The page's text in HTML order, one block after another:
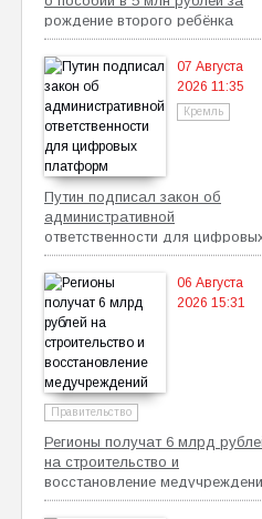
рождение второго ребёнка
07 Августа
2026 11:35
Кремль
Путин подписал закон об
административной
ответственности для
платформ
06 Августа
2026 15:31
Правительство
Регионы получат 6 млрд
на строительство и
восстановление